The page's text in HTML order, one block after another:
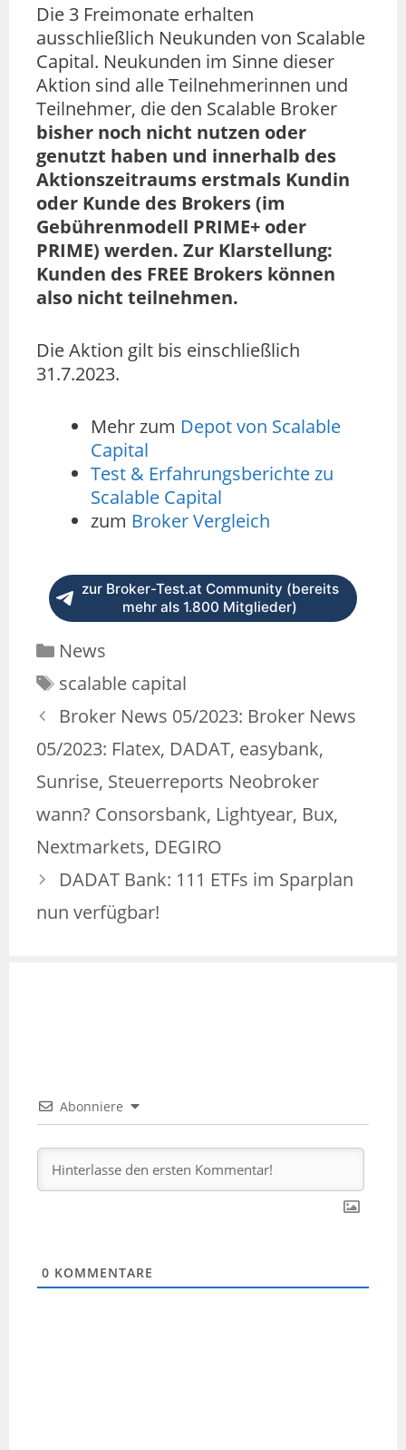
Die 3 Freimonate erhalten
ausschließlich Neukunden von Scalable
Capital. Neukunden im Sinne dieser
Aktion sind alle Teilnehmerinnen und
Teilnehmer, die den Scalable Broker
bisher noch nicht nutzen oder
genutzt haben und innerhalb des
Aktionszeitraums erstmals Kundin
oder Kunde des Brokers (im
Gebührenmodell PRIME+ oder
PRIME) werden. Zur Klarstellung:
Kunden des FREE Brokers können
also nicht teilnehmen.
Die Aktion gilt bis einschließlich
31.7.2023.
Mehr zum Depot von Scalable
Capital
Test & Erfahrungsberichte zu
Scalable Capital
zum Broker Vergleich
zur Broker-Test.at Community (bereits
mehr als 1.800 Mitglieder)
News
scalable capital
Broker News 05/2023: Broker News
05/2023: Flatex, DADAT, easybank,
Sunrise, Steuerreports Neobroker
wann? Consorsbank, Lightyear, Bux,
Nextmarkets, DEGIRO
DADAT Bank: 111 ETFs im Sparplan
nun verfügbar!
Abonniere
0 KOMMENTARE